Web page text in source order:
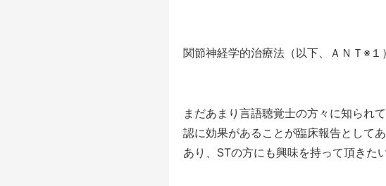
関節神経学的治療法（以下、ＡＮＴ※１
まだあまり言語聴覚士の方々に知られ
認に効果があることが臨床報告として
あり、STの方にも興味を持って頂きた